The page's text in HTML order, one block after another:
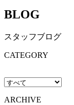
BLOG
スタッフブログ
CATEGORY
ARCHIVE